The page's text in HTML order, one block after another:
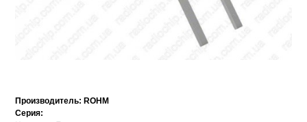
Производитель: ROHM
Серия: